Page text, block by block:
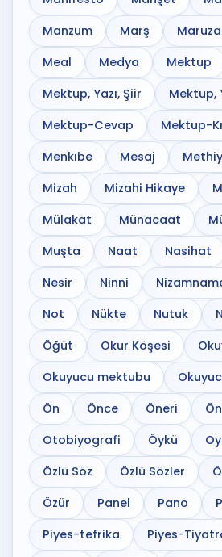
Manzum
Marş
Meal
Medya
Mektup
Mektup, Yazı, Şiir
Mektup,
Mektup-Cevap
Mektup-
Menkıbe
Mesaj
Mizah
Mizahi Hikaye
Mülakat
Münacaat
Muşta
Naat Nasihat
Nesir
Ninni
Not
Nükte Nutuk
Öğüt
Okur Köşesi
Okuyucu mektubu
Ön
Önce Öneri
Otobiyografi
Öykü
Özlü Söz
Özlü Sözler
Özür
Panel Pano
Piyes-tefrika
Piyes-